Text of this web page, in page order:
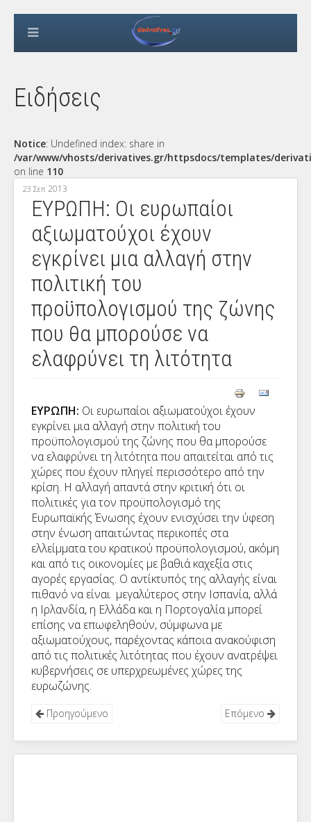
Ειδήσεις
Notice: Undefined index: share in
/var/www/vhosts/derivatives.gr/httpsdocs/templates/
on line 110
23 Σεπ 2013
ΕΥΡΩΠΗ: Οι ευρωπαίοι
αξιωματούχοι έχουν
εγκρίνει μια αλλαγή στην
πολιτική του
προϋπολογισμού της ζώνης
που θα μπορούσε να
ελαφρύνει τη λιτότητα
ΕΥΡΩΠΗ: Οι ευρωπαίοι αξιωματούχοι έχουν
εγκρίνει μια αλλαγή στην πολιτική του
προϋπολογισμού της ζώνης που θα μπορούσε
να ελαφρύνει τη λιτότητα που απαιτείται από τις
χώρες που έχουν πληγεί περισσότερο από την
κρίση. Η αλλαγή απαντά στην κριτική ότι οι
πολιτικές για τον προϋπολογισμό της
Ευρωπαϊκής Ένωσης έχουν ενισχύσει την ύφεση
στην ένωση απαιτώντας περικοπές στα
ελλείμματα του κρατικού προϋπολογισμού, ακόμη
και από τις οικονομίες με βαθιά καχεξία στις
αγορές εργασίας. Ο αντίκτυπός της αλλαγής είναι
πιθανό να είναι μεγαλύτερος στην Ισπανία, αλλά
η Ιρλανδία, η Ελλάδα και η Πορτογαλία μπορεί
επίσης να επωφεληθούν, σύμφωνα με
αξιωματούχους, παρέχοντας κάποια ανακούφιση
από τις πολιτικές λιτότητας που έχουν ανατρέψει
κυβερνήσεις σε υπερχρεωμένες χώρες της
ευρωζώνης.
Προηγούμενο Επόμενο